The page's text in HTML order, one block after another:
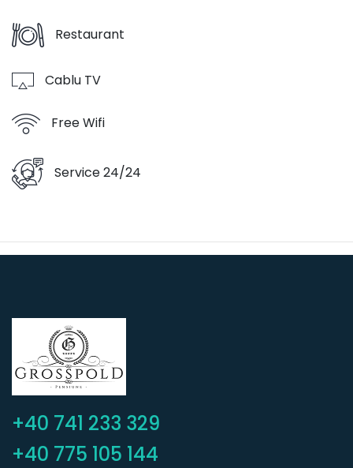
Restaurant
Cablu TV
Free Wifi
Service 24/24
+40 741 233 329
+40 775 105 144